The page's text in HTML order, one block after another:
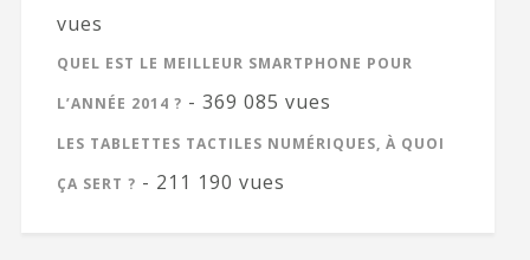
vues
QUEL EST LE MEILLEUR SMARTPHONE POUR
L’ANNÉE 2014 ? - 369 085 vues
LES TABLETTES TACTILES NUMÉRIQUES, À QUOI
ÇA SERT ? - 211 190 vues